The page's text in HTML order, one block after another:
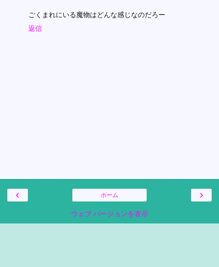
ごくまれにいる魔物はどんな感じなのだろー
返信
‹ ›
ホーム
ウェブ バージョンを表示